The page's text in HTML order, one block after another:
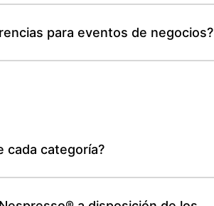
para eventos de negocios?
cada categoría?